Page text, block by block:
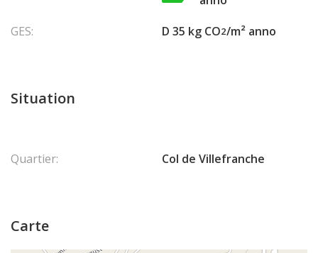
GES:
D 35 kg CO2/m² anno
Situation
Quartier: Col de Villefranche
Carte